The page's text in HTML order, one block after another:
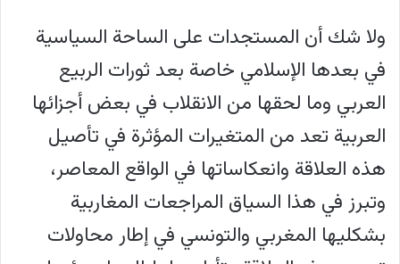
ولا شك أن المستجدات على الساحة السياسية
في بعدها الإسلامي خاصة بعد ثورات الربيع
العربي وما لحقها من الانقلاب في بعض أجزائها
العربية تعد من المتغيرات المؤثرة في تأصيل
هذه العلاقة وانعكاساتها في الواقع المعاصر،
وتبرز في هذا السياق المراجعات المغاربية
بشكليها المغربي والتونسي في إطار محاولات